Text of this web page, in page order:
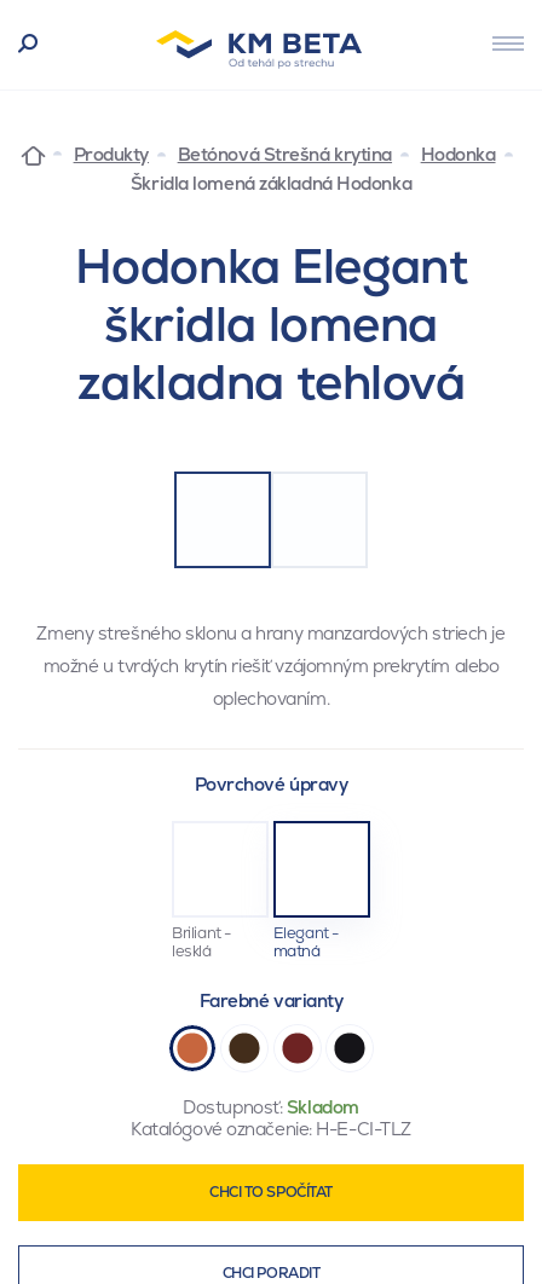
Produkty Betónová Strešná krytina
Hodonka
Škridla lomená základná Hodonka
Hodonka Elegant
škridla lomena
zakladna tehlová
Zmeny strešného sklonu a hrany manzardových striech je
možné u tvrdých krytín riešiť vzájomným prekrytím alebo
oplechovaním.
Povrchové úpravy
Briliant -
lesklá
Elegant -
matná
Farebné varianty
Dostupnosť:Skladom
Katalógové označenie: H-E-CI-TLZ
CHCI TO SPOČÍTAT
CHCI PORADIT